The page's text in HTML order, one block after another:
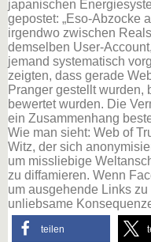
japanischen
gepostet: „Eso-Abzocke
irgendwo zwischen
demselben User-
jemand systematisch
zeigten, dass gerade
Pranger gestellt wurden,
bewertet wurden. Die
ein Zusammenhang
Wie man sieht: Web of
Witz, der sich
um missliebige
zu diffamieren. Wenn
um ausgehende Links
unliebsame
teilen